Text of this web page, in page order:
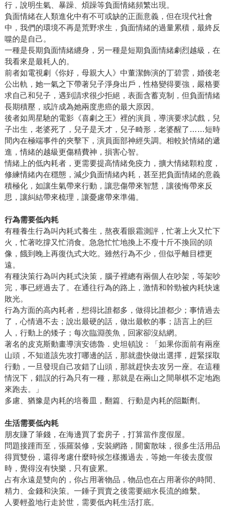
行，說明生氣、暴躁、煩躁等負面情緒頻繁出現。
負面情緒在人類進化中有不可或缺的正面意義，但在現代社會
中，我們的環境不再是荒野求生，負面情緒的過量累積，最終反
噬的是自己。
一種是長期負面情緒纏身，另一種是短期負面情緒劇烈越級，在
我看來是最耗人的。
前者如電視劇《你好，母親大人》中董潔飾演的丁碧雲，婚後老
公出軌，她一氣之下帶著兒子淨身出戶，性格變得要強，嚴格要
求自己和兒子，遇到請求很少拒絕，表面含蓄克制，但負面情緒
長期積壓，或許成為她兩度患癌的最大原因。
後者如周星馳的電影《喜劇之王》裡的演員，導演要求試戲，兒
子出生，老婆死了，兒子是天才，兒子畸形，老婆醒了……短時
間內在極端事件的夾擊下，演員面部神經失調。相較於情緒的遞
進，情緒的越級更傷精費神，損害心智。
情緒上的低內耗者，更需要提高情緒免疫力，擴大情緒顆粒度，
修練情緒內在穩態，減少負面情緒內耗，甚至把負面情緒的意義
積極化，如讓生氣帶來行動，讓悲傷帶來智慧，讓後悔帶來反
思，讓糾結帶來梳理，讓憂慮帶來準備。
行為需要低內耗
有種養生行為叫內耗式養生，熬夜看眼霜測評，忙著上火又忙下
火，忙著吃撐又忙消食。急急忙忙地換上不瘦十斤不換回的頭
像，餓到晚上再復仇式大吃。雖然行為不少，但似乎離目標更
遠。
有種決策行為叫內耗式決策，腦子裡總有兩個人在吵架，等架吵
完，事已經過去了。在通往行為的路上，激情和幹勁被內耗快速
敗光。
行為方面的高內耗者，想得比誰都多，做得比誰都少；事情過去
了，心情過不去；說出最硬的話，做出最軟的事；語言上的巨
人，行動上的矮子；每次臨淵羨魚，回家卻沒結網。
著名的皮克斯動畫導演安德魯．史坦頓說：「如果你面前有兩座
山頭，不知道該先攻打哪邊的話，那就盡快做出選擇，趕緊採取
行動，一旦發現自己攻錯了山頭，那就趕快去攻另一座。在這種
情況下，錯誤的行為只有一種，那就是在兩山之間舉棋不定地跑
來跑去。」
多慮、猶豫是內耗的培養皿，翻篇、行動是內耗的阻斷劑。
生活需要低內耗
朋友賺了筆錢，在海邊買了套房子，打算當作度假屋。
問題接踵而至，張羅裝修，安裝網路，開窗散味，很多生活用品
得買雙份，還得考慮什麼時候怎樣搬過去，等她一年後去度假
時，覺得沒有快樂，只有疲累。
占有永遠是雙向的，你占用著物品，物品也在占用著你的時間、
精力、金錢和決策。一錘子買賣之後需要細水長流的維繫。
人要輕盈地行走於世，需要低內耗生活打底。